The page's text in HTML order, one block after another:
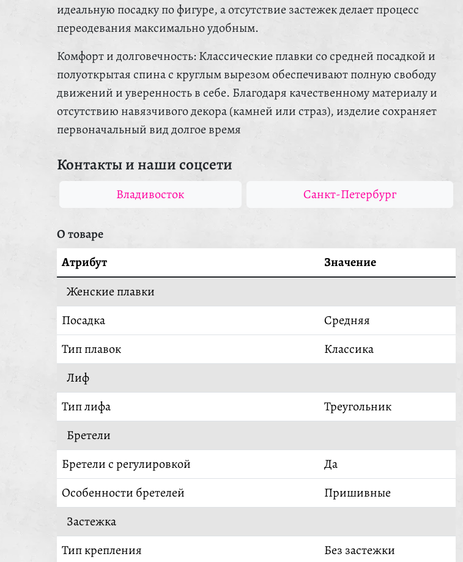
идеальную посадку по фигуре, а отсутствие застежек делает процесс
переодевания максимально удобным.
Комфорт и долговечность: Классические плавки со средней посадкой и
полуоткрытая спина с круглым вырезом обеспечивают полную свободу
движений и уверенность в себе. Благодаря качественному материалу и
отсутствию навязчивого декора (камней или страз), изделие сохраняет
первоначальный вид долгое время
Контакты и наши соцсети
Владивосток Санкт-Петербург
О товаре
Атрибут
Значение
Женские плавки
Посадка
Средняя
Тип плавок
Классика
Лиф
Тип лифа
Треугольник
Бретели
Бретели с регулировкой
Да
Особенности бретелей
Пришивные
Застежка
Тип крепления
Без застежки